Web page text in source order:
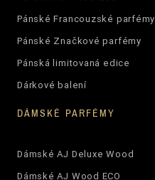
Pánské Francouzské parfémy
Pánské Značkové parfémy
Pánská limitovaná edice
Dárkové balení
DÁMSKÉ PARFÉMY
Dámské AJ Deluxe Wood
Dámské AJ Wood ECO